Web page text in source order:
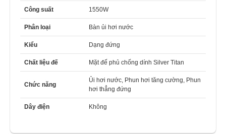
Công suất 1550W
Phân loại Bàn ủi hơi nước
Kiểu Dạng đứng
Chất liệu đế Mặt đế phủ chống dính Silver Titan
Chức năng
Ủi hơi nước, Phun hơi tăng cường, Phun
hơi thẳng đứng
Dây điện Không